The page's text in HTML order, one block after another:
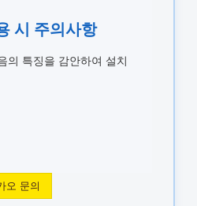
시 주의사항
의 특징을 감안하여 설치
오 문의